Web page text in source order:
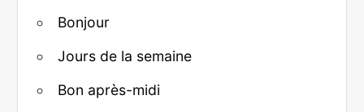
Bonjour
Jours de la semaine
Bon après-midi